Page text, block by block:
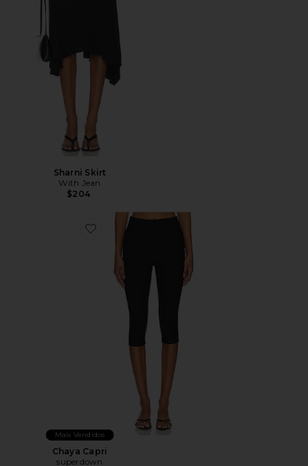
Sharni Skirt
With Jean
$204
Favorite Chaya Capri
Mais Vendidos
Chaya Capri
superdown